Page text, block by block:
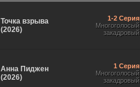
Точка взрыва
(2026)
1-2 Серия
Многоголосый
закадровый
Анна Пиджен
(2026)
1 Серия
Многоголосый
закадровый